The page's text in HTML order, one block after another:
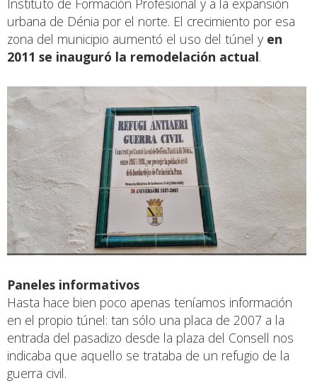
Instituto de Formación Profesional y a la expansión
urbana de Dénia por el norte. El crecimiento por esa
zona del municipio aumentó el uso del túnel y en
2011 se inauguró la remodelación actual.
Paneles informativos
Hasta hace bien poco apenas teníamos información
en el propio túnel: tan sólo una placa de 2007 a la
entrada del pasadizo desde la plaza del Consell nos
indicaba que aquello se trataba de un refugio de la
guerra civil.